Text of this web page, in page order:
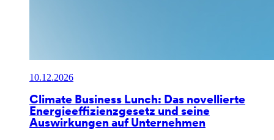
10.12.2026
Climate Business Lunch: Das novellierte
Energieeffizienzgesetz und seine
Auswirkungen auf Unternehmen